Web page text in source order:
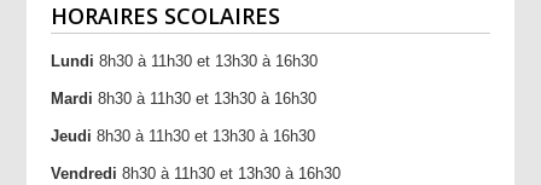
HORAIRES SCOLAIRES
Lundi 8h30 à 11h30 et 13h30 à 16h30
Mardi 8h30 à 11h30 et 13h30 à 16h30
Jeudi 8h30 à 11h30 et 13h30 à 16h30
Vendredi 8h30 à 11h30 et 13h30 à 16h30